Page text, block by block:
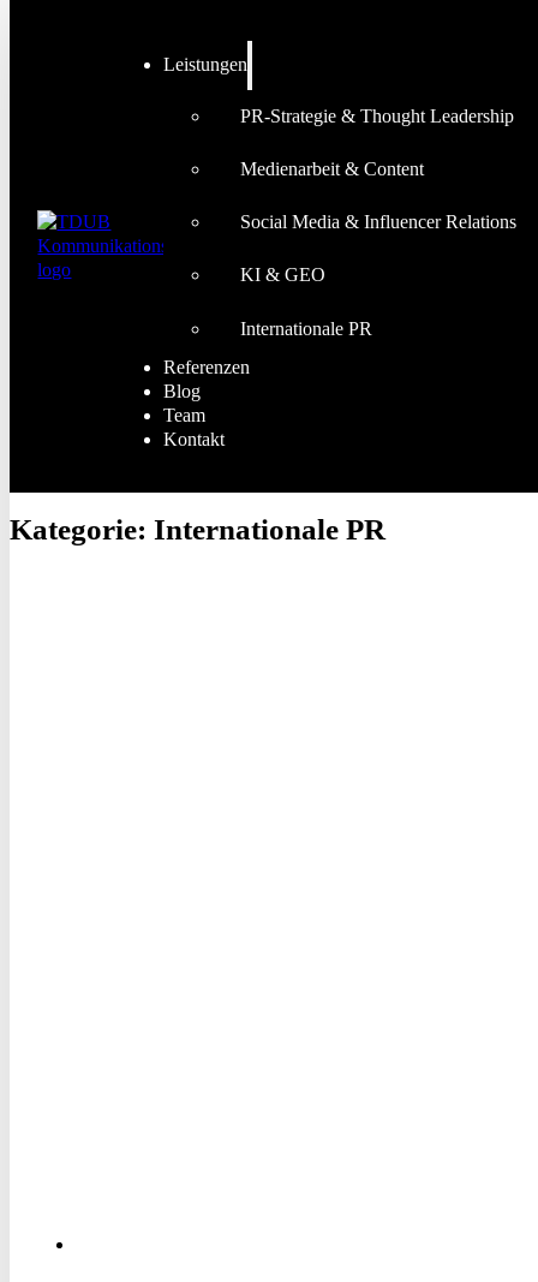
Leistungen
PR-Strategie & Thought Leadership
Medienarbeit & Content
Social Media & Influencer Relations
KI & GEO
Internationale PR
Referenzen
Blog
Team
Kontakt
Kategorie: Internationale PR